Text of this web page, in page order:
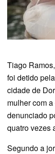
Tiago
foi detido
cidade de
mulher com
denunciado
quatro vezes
Segundo a